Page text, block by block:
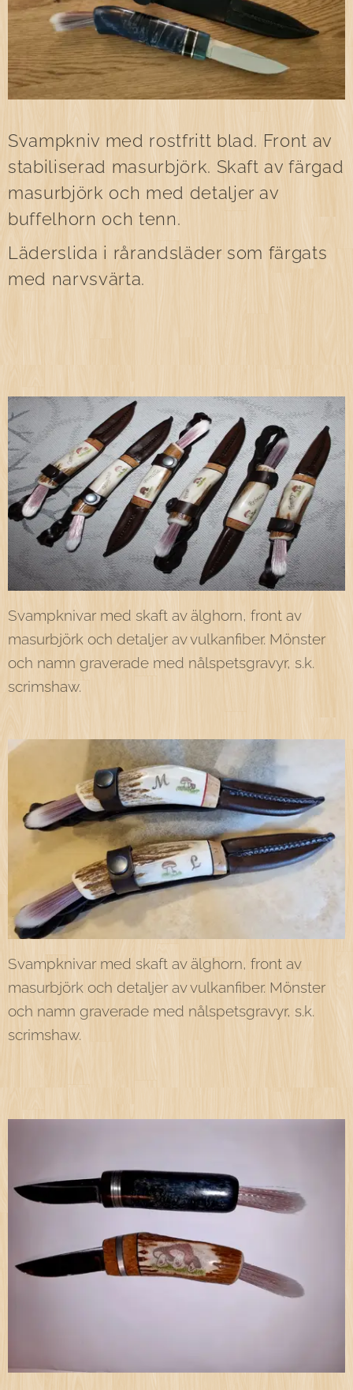
Svampkniv med rostfritt blad. Front av
stabiliserad masurbjörk. Skaft av färgad
masurbjörk och med detaljer av
buffelhorn och tenn.
Läderslida i rårandsläder som färgats
med narvsvärta.
Svampknivar med skaft av älghorn, front av
masurbjörk och detaljer av vulkanfiber. Mönster
och namn graverade med nålspetsgravyr, s.k.
scrimshaw.
Svampknivar med skaft av älghorn, front av
masurbjörk och detaljer av vulkanfiber. Mönster
och namn graverade med nålspetsgravyr, s.k.
scrimshaw.